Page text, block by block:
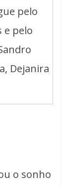
pelo
e pelo
Dejanira
o sonho